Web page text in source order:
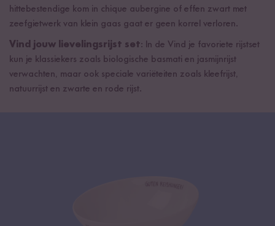
hittebestendige kom in chique aubergine of effen zwart met
zeefgietwerk van klein gaas gaat er geen korrel verloren.
Vind jouw lievelingsrijst set: In de Vind je favoriete rijstset
kun je klassiekers zoals biologische basmati en jasmijnrijst
verwachten, maar ook speciale variëteiten zoals kleefrijst,
natuurrijst en zwarte en rode rijst.